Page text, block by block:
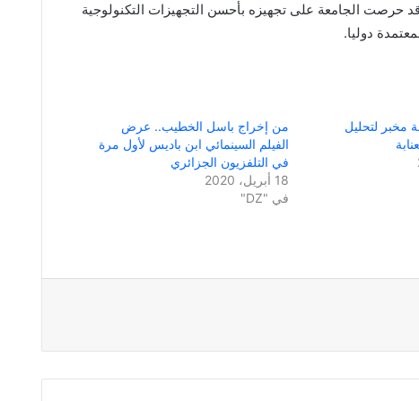
حرصت الجامعة على تجهيزه بأحسن التجهيزات التكنولوجية
دوليا.
مخبر لتحليل
من إخراج باسل الخطيب.. عرض
الفيلم السينمائي ابن باديس لأول مرة
في التلفزيون الجزائري
18 أبريل، 2020
في "DZ"